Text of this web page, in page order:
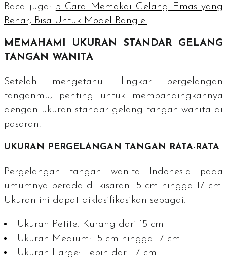
Baca juga: 5 Cara Memakai Gelang Emas yang
Benar, Bisa Untuk Model Bangle!
MEMAHAMI UKURAN STANDAR GELANG
TANGAN WANITA
Setelah mengetahui lingkar pergelangan
tanganmu, penting untuk membandingkannya
dengan ukuran standar gelang tangan wanita di
pasaran.
UKURAN PERGELANGAN TANGAN RATA-RATA
Pergelangan tangan wanita Indonesia pada
umumnya berada di kisaran 15 cm hingga 17 cm.
Ukuran ini dapat diklasifikasikan sebagai:
Ukuran Petite: Kurang dari 15 cm
Ukuran Medium: 15 cm hingga 17 cm
Ukuran Large: Lebih dari 17 cm